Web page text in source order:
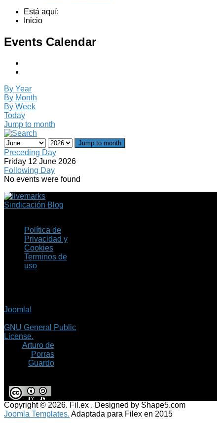
Está aquí:
Inicio
Events Calendar
By Year
By Month
By Week
Today
Jump to month
Jump to month
Preceding Day
Friday 12 June 2026
Following Day
No events were found
Sindicación Blog
Política de
Privacidad y
Cookies
Terminos de
uso
Joomla!
GNU General Public
License.
Arturo de
Porras
Guardo
Copyright © 2026. Fil.ex . Designed by Shape5.com
Joomla Templates. Adaptada para Filex en 2015